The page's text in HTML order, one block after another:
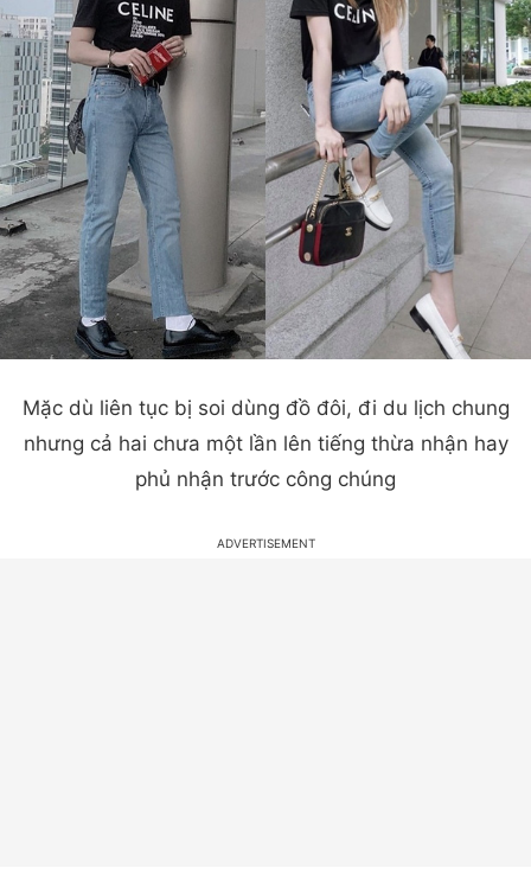
Mặc dù liên tục bị soi dùng đồ đôi, đi du lịch chung